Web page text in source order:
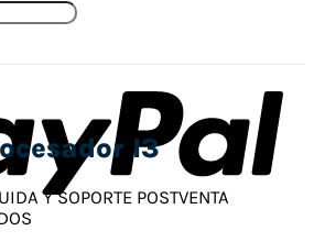
I3
Y SOPORTE POSTVENTA